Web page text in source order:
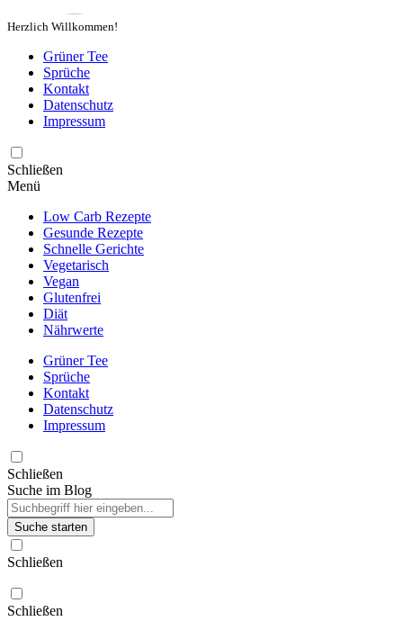
Herzlich Willkommen!
Grüner Tee
Sprüche
Kontakt
Datenschutz
Impressum
Schließen
Menü
Low Carb Rezepte
Gesunde Rezepte
Schnelle Gerichte
Vegetarisch
Vegan
Glutenfrei
Diät
Nährwerte
Grüner Tee
Sprüche
Kontakt
Datenschutz
Impressum
Schließen
Suche im Blog
Suche starten
Schließen
Schließen